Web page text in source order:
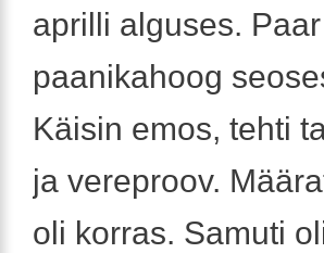
aprilli alguses.
paanikahoog
Käisin emos, tehti
ja vereproov.
oli korras. Samuti